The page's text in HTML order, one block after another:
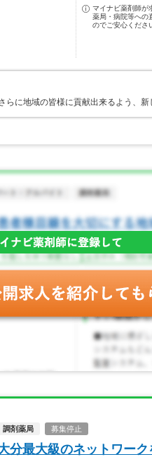
マイナビ薬剤師が
薬局・病院等への
のでご安心くださ
に地域の皆様に貢献出来るよう、新
調剤薬局 募集停止
分最大級のネットワー